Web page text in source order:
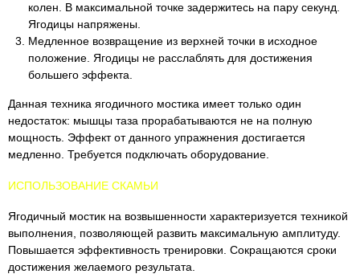
колен. В максимальной точке задержитесь на пару секунд.
Ягодицы напряжены.
Медленное возвращение из верхней точки в исходное
положение. Ягодицы не расслаблять для достижения
большего эффекта.
Данная техника ягодичного мостика имеет только один
недостаток: мышцы таза прорабатываются не на полную
мощность. Эффект от данного упражнения достигается
медленно. Требуется подключать оборудование.
ИСПОЛЬЗОВАНИЕ СКАМЬИ
Ягодичный мостик на возвышенности характеризуется техникой
выполнения, позволяющей развить максимальную амплитуду.
Повышается эффективность тренировки. Сокращаются сроки
достижения желаемого результата.